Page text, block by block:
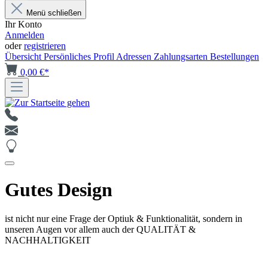
Menü schließen
Ihr Konto
Anmelden
oderregistrieren
Übersicht Persönliches Profil Adressen Zahlungsarten Bestellungen
0,00 €*
Gutes Design
ist nicht nur eine Frage der Optiuk & Funktionalität, sondern in
unseren Augen vor allem auch der QUALITÄT &
NACHHALTIGKEIT